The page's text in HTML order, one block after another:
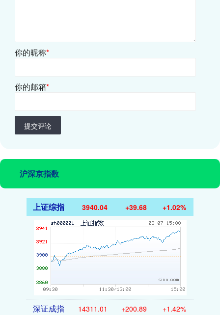
你的昵称*
你的邮箱*
提交评论
沪深京指数
上证综指 3940.04 +39.68 +1.02%
深证成指 14311.01 +200.89 +1.42%